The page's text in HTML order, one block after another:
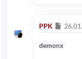
PPK
demonx